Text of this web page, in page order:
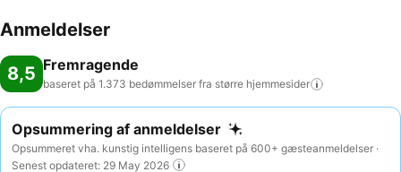
Anmeldelser
8,5 Fremragende
baseret på 1.373 bedømmelser fra større hjemmesider
Opsummering af anmeldelser
Opsummeret vha. kunstig intelligens baseret på 600+ gæsteanmeldelser ·
Senest opdateret: 29 May 2026